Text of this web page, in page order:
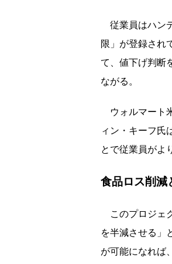
従業員はハン
限」が登録され
て、値下げ判断
ながる。
ウォルマート
ィン・キーフ氏
とで従業員がよ
食品ロス削減
このプロジェ
を半減させる」
が可能になれば